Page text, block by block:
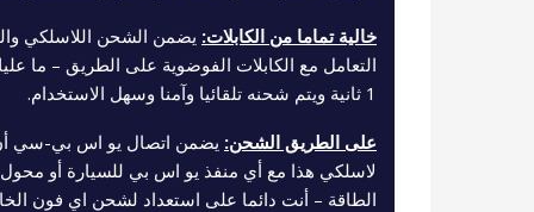
خالية تماما من الكابلات: يضمن الشحن اللاسلكي
التعامل مع الكابلات الفوضوية على الطريق –
1 ثانية ويتم شحنه تلقائيا وآمنا وسهل الاستخدام.
على الطريق الشحن: يضمن اتصال يو اس بي-سي
لاسلكي هذا مع أي منفذ يو اس بي للسيارة أو
الطاقة – أنت دائما على استعداد لشحن اي فون